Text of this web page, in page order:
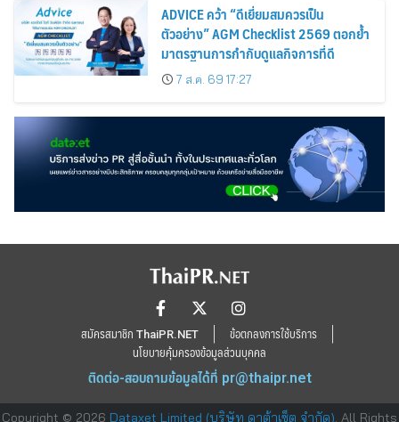
ADVICE คว้า “ดีเยี่ยมสมควรเป็น
ตัวอย่าง” AGM Checklist 2569 ตอกย้ำ
มาตรฐานการกำกับดูแลกิจการที่ดี
7 ส.ค. 69 17:27
สมัครสมาชิก ThaiPR.NET
ข้อตกลงการใช้บริการ
นโยบายคุ้มครองข้อมูลส่วนบุคคล
ติดต่อ-สอบถามข้อมูลได้ที่ pr@thaipr.net
Copyright © 2026 Dataxet Limited (บริษัท ดาต้าเซ็ต จำกัด). All Rights